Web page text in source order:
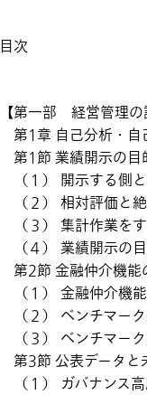
目次
【第一部 経営管理の
第1章 自己分析・自
第1節 業績開示の目
（１） 開示する側
（２） 相対評価と
（３） 集計作業を
（４） 業績開示の
第2節 金融仲介機能
（１） 金融仲介機
（２） ベンチマー
（３） ベンチマー
第3節 公表データと
（１） ガバナンス